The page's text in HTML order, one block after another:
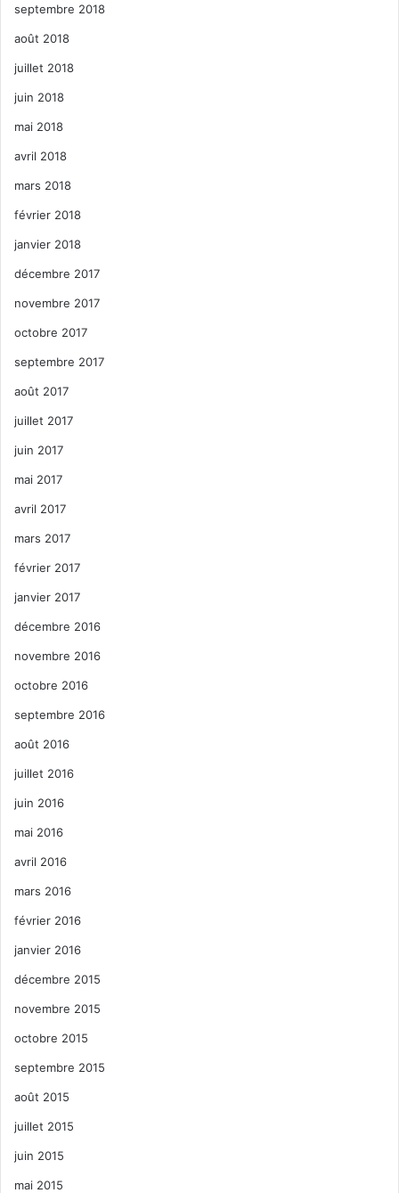
septembre 2018
août 2018
juillet 2018
juin 2018
mai 2018
avril 2018
mars 2018
février 2018
janvier 2018
décembre 2017
novembre 2017
octobre 2017
septembre 2017
août 2017
juillet 2017
juin 2017
mai 2017
avril 2017
mars 2017
février 2017
janvier 2017
décembre 2016
novembre 2016
octobre 2016
septembre 2016
août 2016
juillet 2016
juin 2016
mai 2016
avril 2016
mars 2016
février 2016
janvier 2016
décembre 2015
novembre 2015
octobre 2015
septembre 2015
août 2015
juillet 2015
juin 2015
mai 2015